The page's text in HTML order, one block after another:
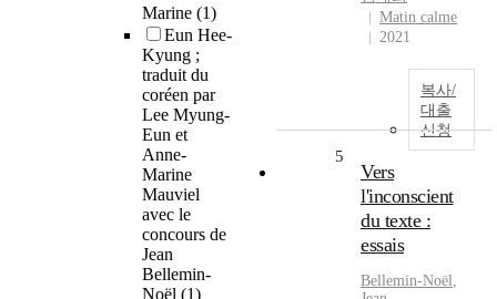
Marine (1)
Eun Hee-
Kyung ;
traduit du
coréen par
Lee Myung-
Eun et
Anne-
Marine
Mauviel
avec le
concours de
Jean
Bellemin-
Noël (1)
Matin calme
2021
복사/
대출
신청
5
Vers
l'inconscient
du texte :
essais
Bellemin-Noël,